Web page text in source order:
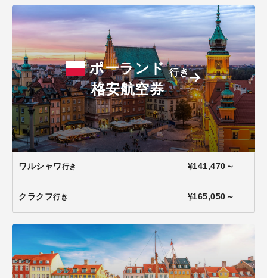
ポーランド行き
格安航空券
ワルシャワ行き ¥141,470～
クラクフ行き ¥165,050～